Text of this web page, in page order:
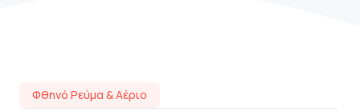
Φθηνό Ρεύμα & Αέριο